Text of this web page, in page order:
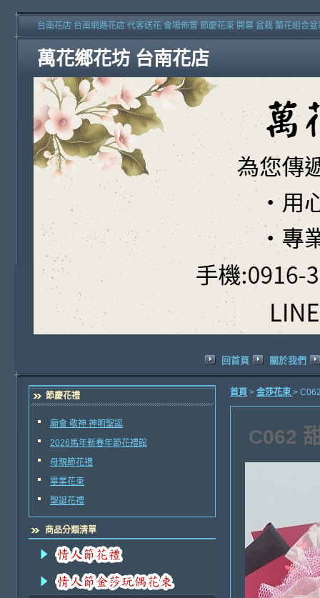
萬花鄉花坊 台南花店
台南花店 台南網路花店 代客送花 會場佈置 節慶花束 開幕 盆栽 蘭花組合
回首頁 關於我們
節慶花禮
廟會 敬神 神明聖誕
2026馬年新春年節花禮館
母親節花禮
畢業花束
聖誕花禮
商品分類清單
首頁 > 金莎花束 >
C062